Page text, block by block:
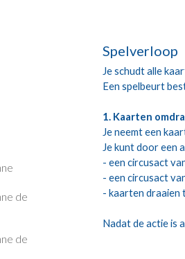
de
de
Spelverloop
Je schudt alle
Een spelbeurt
1. Kaarten
Je neemt een
Je kunt door een
- een circusact
- een circusact
- kaarten draaien
Nadat de actie is